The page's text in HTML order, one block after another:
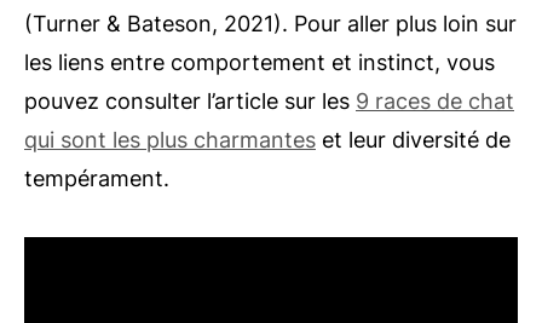
(Turner & Bateson, 2021). Pour aller plus loin sur
les liens entre comportement et instinct, vous
pouvez consulter l’article sur les 9 races de chat
qui sont les plus charmantes et leur diversité de
tempérament.